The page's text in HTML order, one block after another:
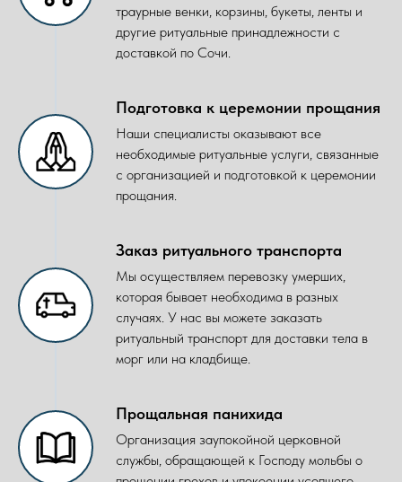
траурные венки, корзины, букеты, ленты и
другие ритуальные принадлежности с
доставкой по Сочи.
Подготовка к церемонии прощания
Наши специалисты оказывают все
необходимые ритуальные услуги, связанные
с организацией и подготовкой к церемонии
прощания.
Заказ ритуального транспорта
Мы осуществляем перевозку умерших,
которая бывает необходима в разных
случаях. У нас вы можете заказать
ритуальный транспорт для доставки тела в
морг или на кладбище.
Прощальная панихида
Организация заупокойной церковной
службы, обращающей к Господу мольбы о